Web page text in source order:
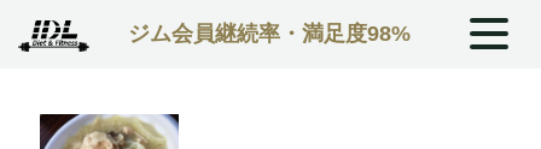
ジム会員継続率・満足度98%